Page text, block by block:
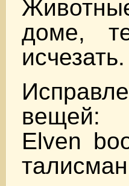
доме,
исчезать.
вещей:
Elven